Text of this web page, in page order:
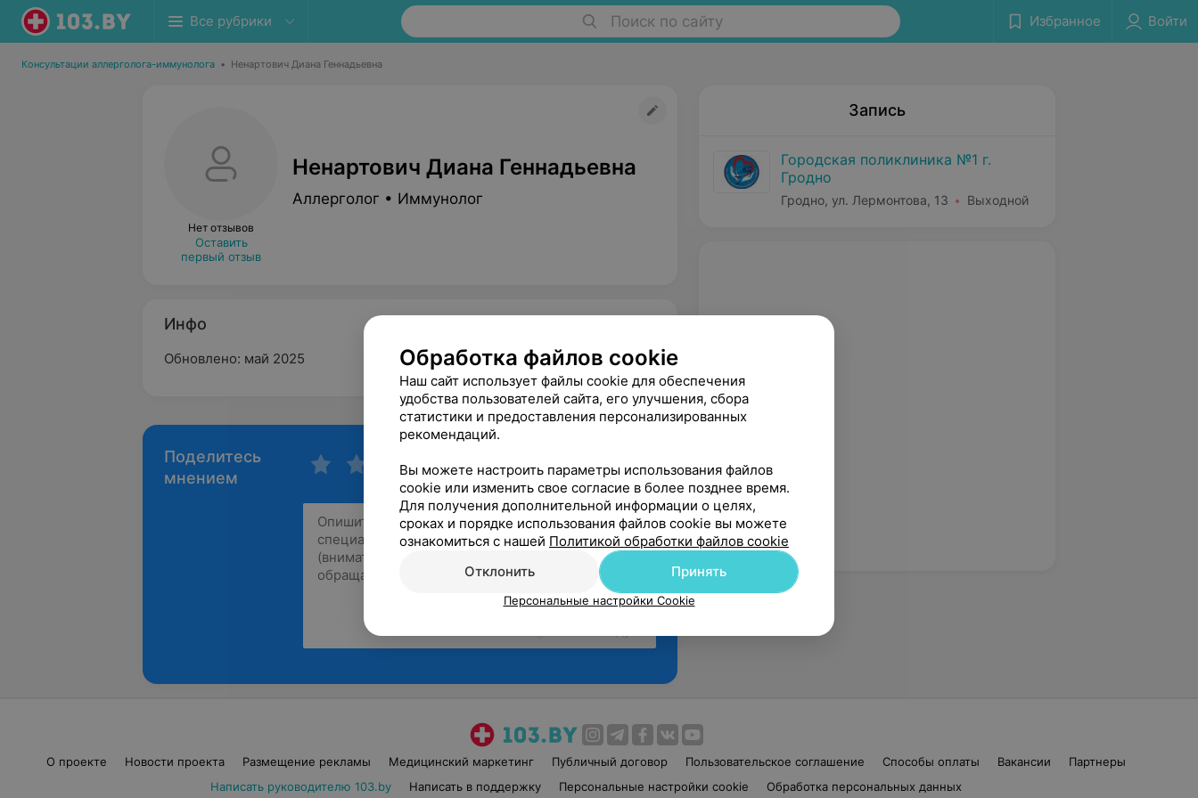
Все рубрики Поиск по сайту Избранное Войти
Консультации аллерголога-иммунолога • Ненартович Диана Геннадьевна
Нет отзывов
Оставить
первый отзыв
Ненартович Диана Геннадьевна
Аллерголог • Иммунолог
Инфо
Обновлено: май 2025
Поделитесь
мнением
Запись
Городская поликлиника №1 г.
Гродно
Гродно, ул. Лермонтова, 13 Выходной
О проекте Новости проекта Размещение рекламы Медицинский маркетинг Публичный договор Пользовательское соглашение Способы оплаты Вакансии
Партнеры
Написать руководителю 103.by
Написать в поддержку Персональные настройки cookie Обработка персональных данных
Обработка файлов cookie
Наш сайт использует файлы cookie для обеспечения
удобства пользователей сайта, его улучшения, сбора
статистики и предоставления персонализированных
рекомендаций.
Вы можете настроить параметры использования файлов
cookie или изменить свое согласие в более позднее время.
Для получения дополнительной информации о целях,
сроках и порядке использования файлов cookie вы можете
ознакомиться с нашей Политикой обработки файлов cookie
Отклонить
Принять
Персональные настройки Cookie